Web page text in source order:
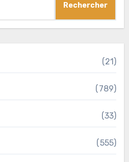
Rechercher
(21)
(789)
(33)
(555)